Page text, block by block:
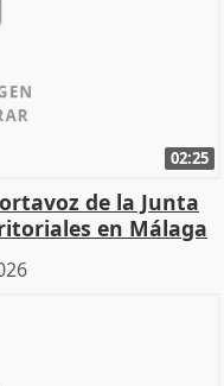
02:25
de la Junta
en Málaga